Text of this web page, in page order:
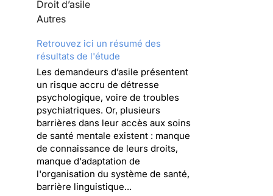
Droit d’asile
Autres
Retrouvez ici un résumé des
résultats de l'étude
Les demandeurs d’asile présentent
un risque accru de détresse
psychologique, voire de troubles
psychiatriques. Or, plusieurs
barrières dans leur accès aux soins
de santé mentale existent : manque
de connaissance de leurs droits,
manque d'adaptation de
l'organisation du système de santé,
barrière linguistique...